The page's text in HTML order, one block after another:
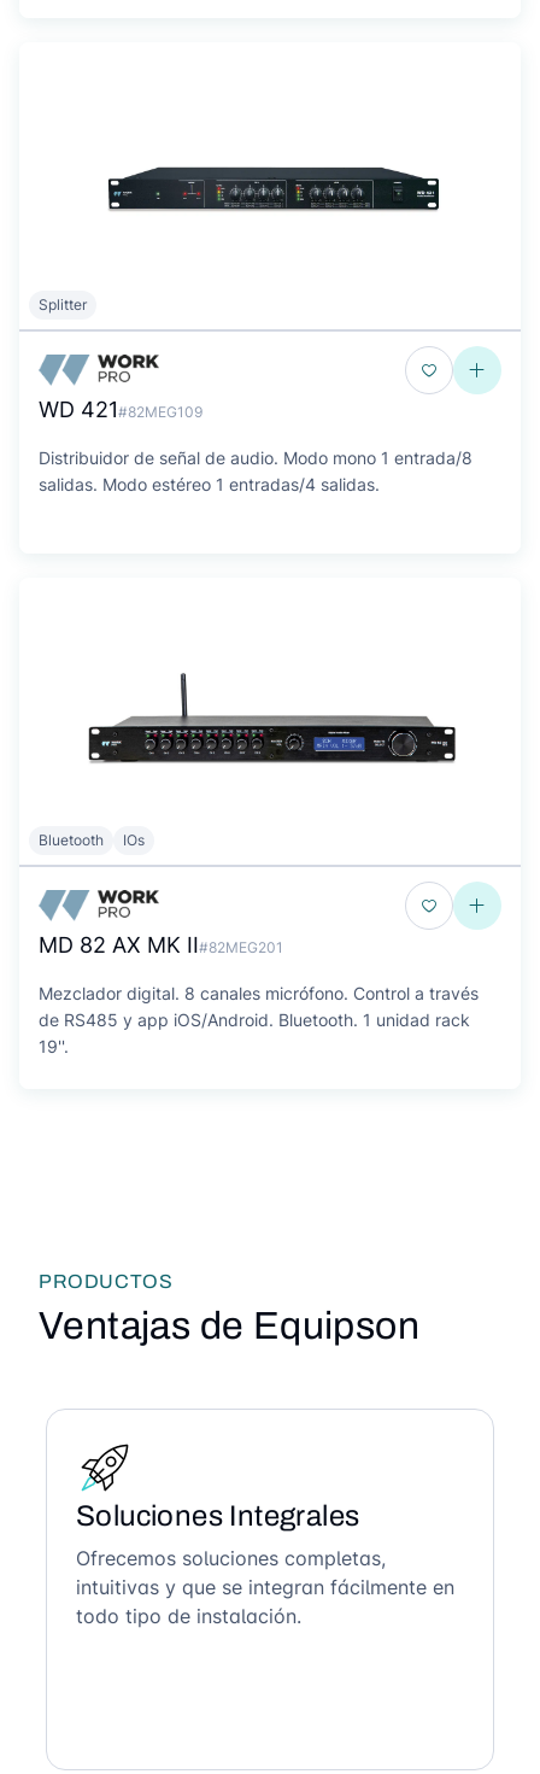
Splitter
WD 421#82MEG109
Distribuidor de señal de audio. Modo mono 1 entrada/8
salidas. Modo estéreo 1 entradas/4 salidas.
Bluetooth IOs
MD 82 AX MK II#82MEG201
Mezclador digital. 8 canales micrófono. Control a través
de RS485 y app iOS/Android. Bluetooth. 1 unidad rack
19''.
PRODUCTOS
Ventajas de Equipson
Soluciones Integrales
Ofrecemos soluciones completas,
intuitivas y que se integran fácilmente en
todo tipo de instalación.